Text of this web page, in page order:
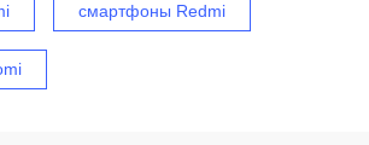
смартфоны Redmi